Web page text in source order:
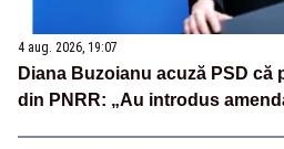
4 aug. 2026, 19:07
Diana Buzoianu acuză PSD
din PNRR: „Au introdus